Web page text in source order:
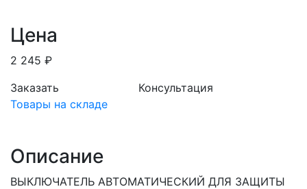
Цена
2 245 ₽
Заказать
Консультация
Товары на складе
Описание
ВЫКЛЮЧАТЕЛЬ АВТОМАТИЧЕСКИЙ ДЛЯ ЗАЩИТЫ